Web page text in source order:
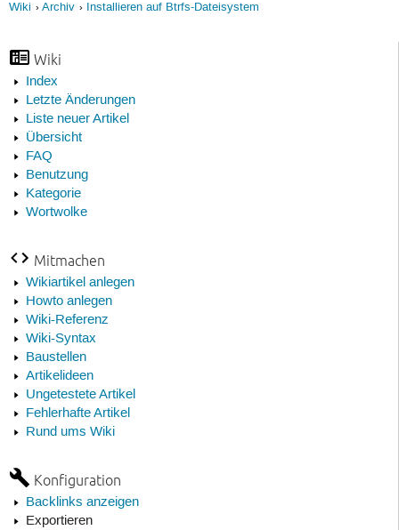
Wiki Archiv Installieren auf Btrfs-Dateisystem
Wiki
Index
Letzte Änderungen
Liste neuer Artikel
Übersicht
FAQ
Benutzung
Kategorie
Wortwolke
Mitmachen
Wikiartikel anlegen
Howto anlegen
Wiki-Referenz
Wiki-Syntax
Baustellen
Artikelideen
Ungetestete Artikel
Fehlerhafte Artikel
Rund ums Wiki
Konfiguration
Backlinks anzeigen
Exportieren